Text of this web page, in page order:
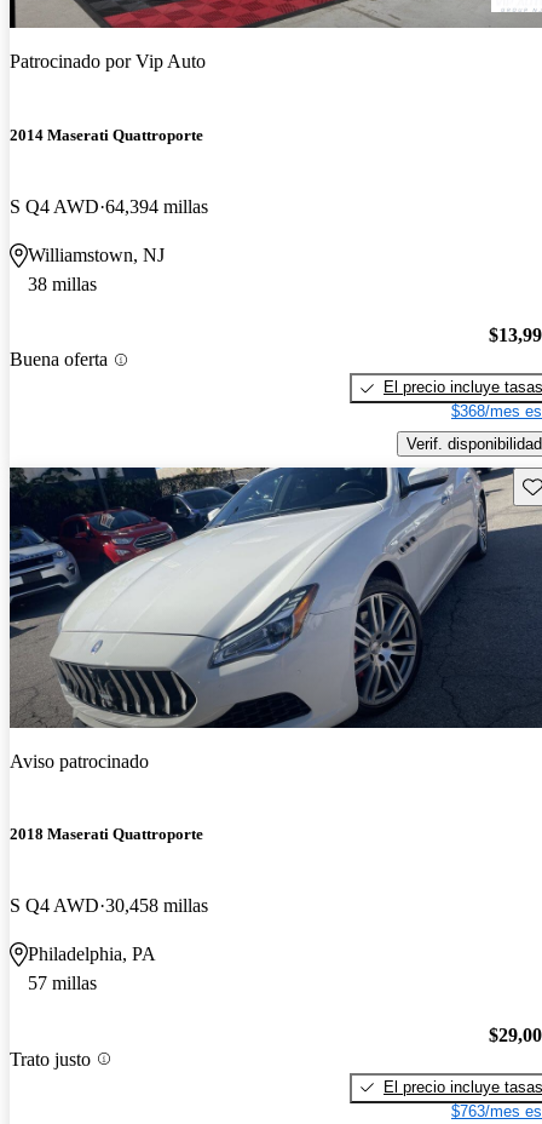
Patrocinado porVip Auto
2014 Maserati Quattroporte
S Q4 AWD 64,394 millas
Williamstown, NJ
38 millas
Buena oferta
El precio incluye tasas
$368/mes
Verif. disponibilidad
Aviso patrocinado
2018 Maserati Quattroporte
S Q4 AWD 30,458 millas
Philadelphia, PA
57 millas
Trato justo
El precio incluye tasas
$763/mes